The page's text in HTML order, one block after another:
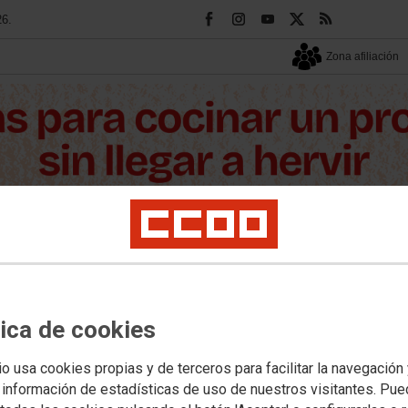
de cookies
usa cookies propias y de terceros para facilitar la navegación
de estadísticas de uso de nuestros visitantes.
Zona afiliación
Formación y empleo Juventud
ley de policía de la